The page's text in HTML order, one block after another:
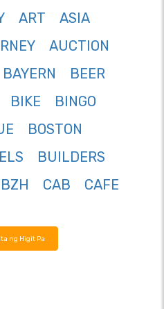
ART
ASIA
AUCTION
BAYERN
BEER
BIKE
BINGO
BOSTON
BUILDERS
BZH CAB
CAFE
ng Higit Pa